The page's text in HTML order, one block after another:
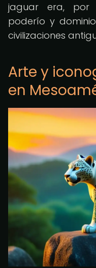
jaguar era, por
poderío y
civilizaciones
Arte y
en